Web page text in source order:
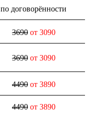
по договорённости
3690от 3090
3690от 3090
4490от 3890
4490от 3890